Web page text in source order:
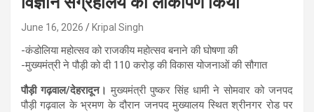
June 16, 2026 Kripal Singh
-कंडोलिया महोत्सव को राजकीय महोत्सव बनाने की घोषणा की
-मुख्यमंत्री ने पौड़ी को दी 110 करोड़ की विकास योजनाओं की सौगात
पौड़ी गढ़वाल/देहरादून। मुख्यमंत्री पुष्कर सिंह धामी ने सोमवार को जनपद
पौड़ी गढ़वाल के भ्रमण के दौरान जनपद मुख्यालय स्थित श्रीनगर रोड पर